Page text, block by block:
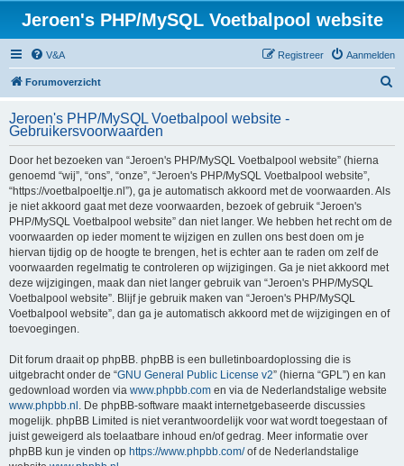
Jeroen's PHP/MySQL Voetbalpool website
V&A Aanmelden
Registreer
Forumoverzicht
k
Jeroen's PHP/MySQL Voetbalpool website -
Gebruikersvoorwaarden
Door het bezoeken van “Jeroen's PHP/MySQL Voetbalpool website” (hierna
genoemd “wij”, “ons”, “onze”, “Jeroen's PHP/MySQL Voetbalpool website”,
“https://voetbalpoeltje.nl”), ga je automatisch akkoord met de voorwaarden. Als
je niet akkoord gaat met deze voorwaarden, bezoek of gebruik “Jeroen's
PHP/MySQL Voetbalpool website” dan niet langer. We hebben het recht om de
voorwaarden op ieder moment te wijzigen en zullen ons best doen om je
hiervan tijdig op de hoogte te brengen, het is echter aan te raden om zelf de
voorwaarden regelmatig te controleren op wijzigingen. Ga je niet akkoord met
deze wijzigingen, maak dan niet langer gebruik van “Jeroen's PHP/MySQL
Voetbalpool website”. Blijf je gebruik maken van “Jeroen's PHP/MySQL
Voetbalpool website”, dan ga je automatisch akkoord met de wijzigingen en of
toevoegingen.
Dit forum draait op phpBB. phpBB is een bulletinboardoplossing die is
uitgebracht onder de “GNU General Public License v2” (hierna “GPL”) en kan
gedownload worden via www.phpbb.com en via de Nederlandstalige website
www.phpbb.nl . De phpBB-software maakt internetgebaseerde discussies
mogelijk. phpBB Limited is niet verantwoordelijk voor wat wordt toegestaan of
juist geweigerd als toelaatbare inhoud en/of gedrag. Meer informatie over
phpBB kun je vinden op https://www.phpbb.com/of de Nederlandstalige